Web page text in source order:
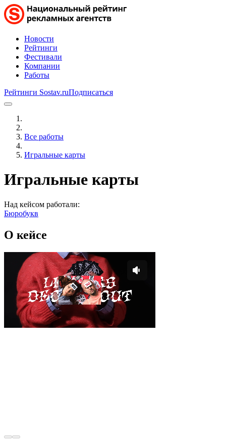
Новости
Рейтинги
Фестивали
Компании
Работы
Рейтинги Sostav.ruПодписаться
Все работы
Игральные карты
Игральные карты
Над кейсом работали:
Бюробукв
О кейсе